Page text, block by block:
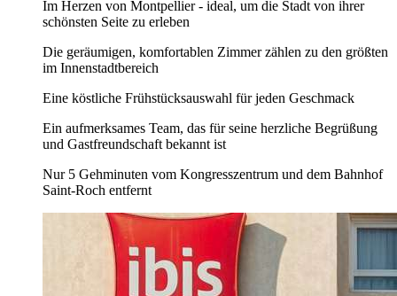
Im Herzen von Montpellier - ideal, um die Stadt von ihrer
schönsten Seite zu erleben
Die geräumigen, komfortablen Zimmer zählen zu den größten
im Innenstadtbereich
Eine köstliche Frühstücksauswahl für jeden Geschmack
Ein aufmerksames Team, das für seine herzliche Begrüßung
und Gastfreundschaft bekannt ist
Nur 5 Gehminuten vom Kongresszentrum und dem Bahnhof
Saint-Roch entfernt